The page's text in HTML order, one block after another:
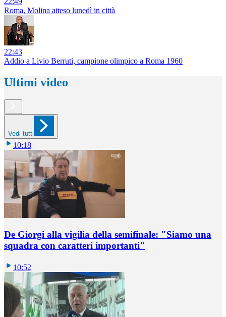
Roma, Molina atteso lunedì in città
22:43
Addio a Livio Berruti, campione olimpico a Roma 1960
Ultimi video
Vedi tutti
10:18
De Giorgi alla vigilia della semifinale: "Siamo una
squadra con caratteri importanti"
10:52